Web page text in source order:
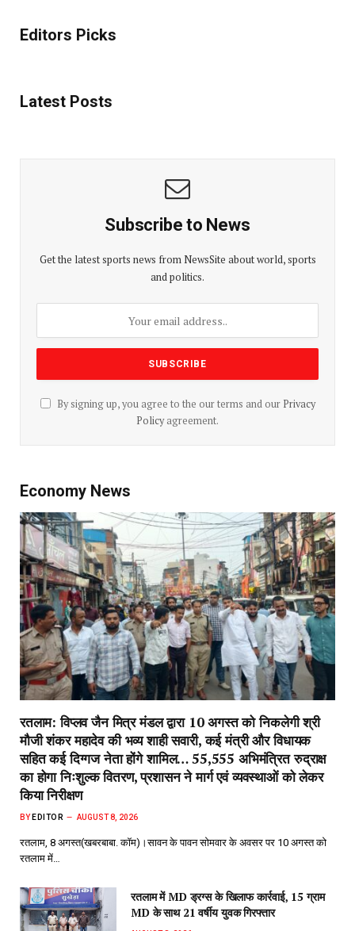
Editors Picks
Latest Posts
Subscribe to News
Get the latest sports news from NewsSite about world, sports
and politics.
By signing up, you agree to the our terms and our Privacy
Policyagreement.
Economy News
रतलाम: विप्लव जैन मित्र मंडल द्वारा 10 अगस्त को निकलेगी श्री
मौजी शंकर महादेव की भव्य शाही सवारी, कई मंत्री और विधायक
सहित कई दिग्गज नेता होंगे शामिल… 55,555 अभिमंत्रित रुद्राक्ष
का होगा निःशुल्क वितरण, प्रशासन ने मार्ग एवं व्यवस्थाओं को लेकर
किया निरीक्षण
BY EDITOR AUGUST 8, 2026
रतलाम, 8 अगस्त(खबरबाबा. कॉम)।सावन के पावन सोमवार के अवसर पर 10 अगस्त को
रतलाम में…
रतलाम में MD ड्रग्स के खिलाफ कार्रवाई, 15 ग्राम
MD के साथ 21 वर्षीय युवक गिरफ्तार